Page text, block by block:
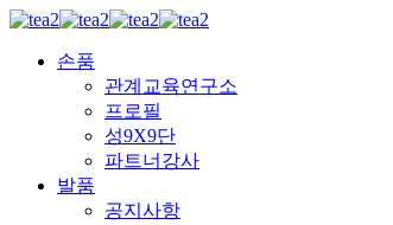
손품
관계교육연구소
프로필
성9X9단
파트너강사
발품
공지사항